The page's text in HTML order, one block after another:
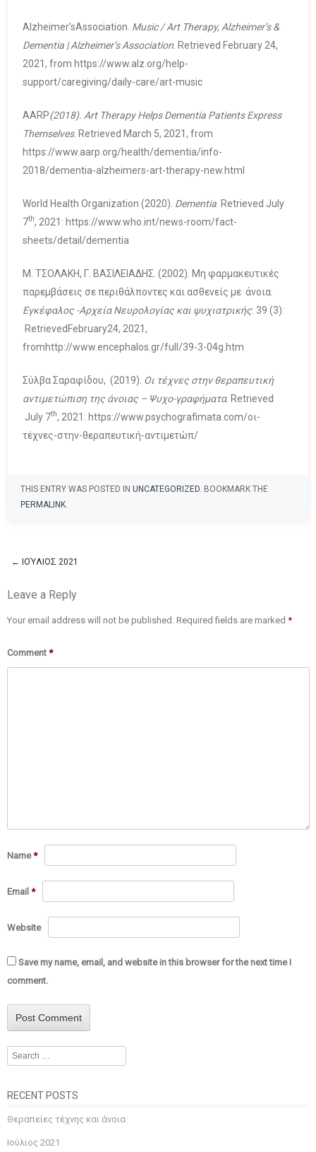
Alzheimer’sAssociation. Music / Art Therapy, Alzheimer’s &
Dementia | Alzheimer’s Association . Retrieved February 24,
2021, from https://www.alz.org/help-
support/caregiving/daily-care/art-music
AARP(2018). Art Therapy Helps Dementia Patients Express
Themselves. Retrieved March 5, 2021, from
https://www.aarp.org/health/dementia/info-
2018/dementia-alzheimers-art-therapy-new.html
World Health Organization (2020). Dementia . Retrieved July
7th, 2021: https://www.who.int/news-room/fact-
sheets/detail/dementia
Μ. ΤΣΟΛΑΚΗ, Γ. ΒΑΣΙΛΕΙΑΔΗΣ. (2002). Μη φαρμακευτικές
παρεμβάσεις σε περιθάλποντες και ασθενείς με άνοια.
Εγκέφαλος -Αρχεία Νευρολογίας και ψυχιατρικής: 39 (3):
RetrievedFebruary24, 2021,
fromhttp://www.encephalos.gr/full/39-3-04g.htm
Σύλβα Σαραφίδου, (2019). Οι τέχνες στην θεραπευτική
αντιμετώπιση της άνοιας – Ψυχο-γραφήματα. Retrieved
July 7th, 2021: https://www.psychografimata.com/οι-
τέχνες-στην-θεραπευτική-αντιμετώπ/
THIS ENTRY WAS POSTED IN UNCATEGORIZED . BOOKMARK THE
PERMALINK
Post navigation
← ΙΟΎΛΙΟΣ 2021
Leave a Reply
Your email address will not be published. Required fields are marked *
Comment *
Name*
Email *
Website
Save my name, email, and website in this browser for the next time I
comment.
Search
RECENT POSTS
Θεραπείες τέχνης και άνοια
Ιούλιος 2021